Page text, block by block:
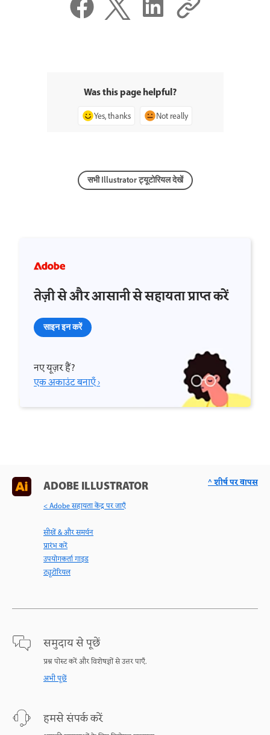
Was this page helpful?
Yes, thanks Not really
सभी Illustrator ट्यूटोरियल देखें
तेज़ी से और आसानी से सहायता प्राप्त करें
साइन इन करें
नए यूज़र हैं?
एक अकाउंट बनाएँ ›
ADOBE ILLUSTRATOR
< Adobe सहायता केंद्र पर जाएँ
सीखें & और समर्थन
प्रारंभ करें
उपयोगकर्ता गाइड
ट्यूटोरियल
समुदाय से पूछें
प्रश्न पोस्ट करें और विशेषज्ञों से उत्तर पाएँ.
अभी पूछें
हमसे संपर्क करें
^ शीर्ष पर वापस